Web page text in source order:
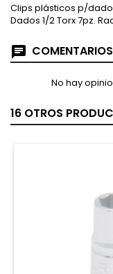
Clips plásticos p/
Dados 1/2 Torx 7pz.
No hay
16 OTROS